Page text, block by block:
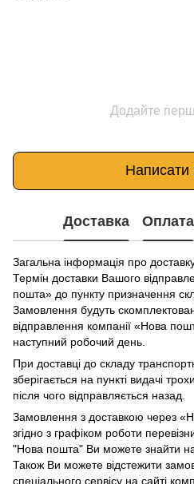
Додайте
Написати
Доставка Оплата
Загальна інформація про
Термін доставки Вашого
пошта» до пункту призначення
Замовлення будуть
відправлення компанії «Нова
наступний робочий день.
При доставці до складу
зберігається на пункті видачі
після чого відправляється назад.
Замовлення з доставкою через
згідно з графіком роботи
"Нова пошта" Ви можете знайти на
Також Ви можете відстежити
спеціального сервісу на сайті